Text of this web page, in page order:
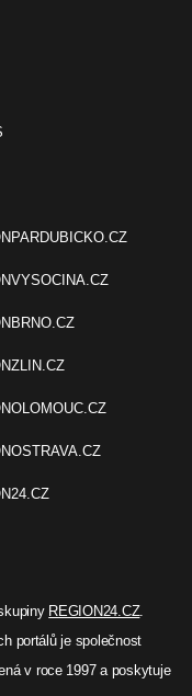
REGION24.CZ.
portálů je společnost
v roce 1997 a poskytuje